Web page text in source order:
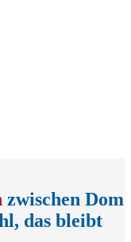
zwischen Dom
das bleibt